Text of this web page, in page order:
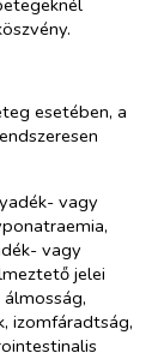
esetében, a
vagy
vagy
jelei
izomfáradtság,